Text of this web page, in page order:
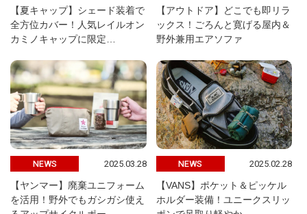
【夏キャップ】シェード装着で
全方位カバー！人気レイルオン
カミノキャップに限定…
【アウトドア】どこでも即リラ
ックス！ごろんと寛げる屋内＆
野外兼用エアソファ
NEWS 2025.03.28
【ヤンマー】廃棄ユニフォーム
を活用！野外でもガシガシ使え
NEWS 2025.02.28
【VANS】ポケット＆ピッケル
ホルダー装備！ユニークスリッ